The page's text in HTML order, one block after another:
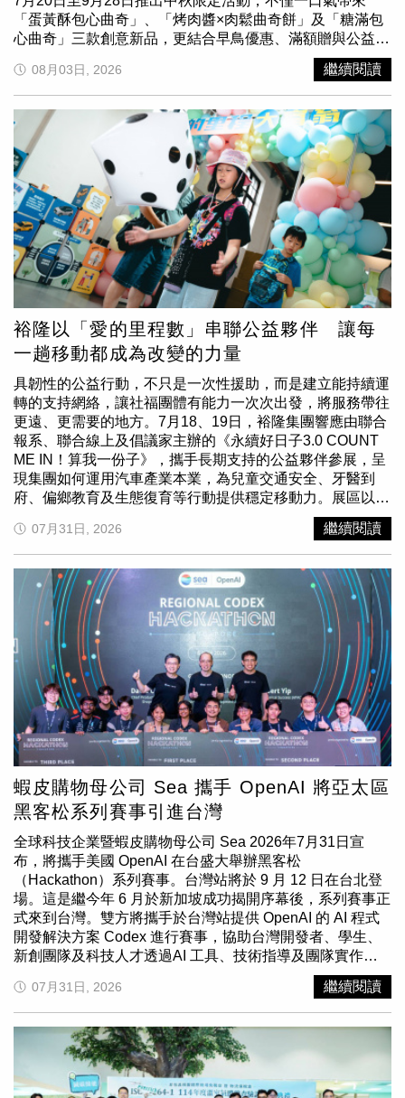
爭的核心；SpaceX執行長伊隆．馬斯克則持續看好太空運
算發展，認為未來太空算力規模有機會超越地面。這股席捲
全球的算力浪潮，也已率先反映在指數表現上。009827追
蹤的「NYSE TIP未來全球算力及太空基礎建設指數」，自
2020年底至2026年5月底累積含息報酬率高達244.9%，大
幅超越同期Nasdaq指數的145.4%與MSCI全球指數的
95.4%；年化報酬率達25.7%，展現亮眼的成長動能報酬。
隨著全球科技巨頭持續擴大AI基礎建設投資，算力正從科技
產業的幕後支柱，躍升為下一波市場成長的核心引擎。※免
責聲明：文中所提之個股、基金內容僅供參考，並非投資建
議，投資人應獨立判斷，審慎評估風險，自負盈虧。
「蛋黃酥包心曲奇」、「烤肉醬×肉鬆曲奇餅」及「糖滿包
心曲奇」三款創意新品，更結合早鳥優惠、滿額贈與公益行
動，官網及門市中秋全系列禮盒皆提撥3%捐贈給罕見疾病
基金會。從創新風味、團聚分享，到公益心意一次滿足，三
大亮點，讓今年中秋更有味道，也更有心意。今年鴻鼎菓子
以「月神獻禮」打造全新中秋主題，主視覺以星夜紫、皎潔
圓月、月兔與月神形象，營造充滿想像的夢幻神話氛圍；禮
盒則運用紫色與金橘色調，結合花卉、月相及節慶圖騰，呈
現華麗又溫暖的中秋質感。(圖／鴻鼎菓子提供)包裝同步採
用可回收材質，將「有愛，月更圓」的理念，從人與人之間
的團圓祝福延伸至環境關懷。活動期間，凡於鴻鼎菓子官方
網站及門市購買全系列中秋禮盒，品牌將提撥銷售收益的
3％捐贈予罕見疾病基金會，讓每一份中秋心意，不只傳遞
美味，也能為罕病家庭帶來實質支持。鴻鼎菓子負責人張育
睿表示：「一份禮盒承載的不只是美味，更代表送禮者想傳
遞的關心。我們希望透過公益與環保包裝，讓中秋的愛不只
停留在家人與親友之間，也能延伸到更多需要被關懷的
人。」鴻鼎菓子今年持續挑戰曲奇新風味，一次推出三款中
秋新品，將台灣人熟悉的蛋黃酥、烤肉與團圓意象，重新轉
化為充滿驚喜的節慶甜點。 話題新品「蛋黃酥包心曲奇」
以「擁有蛋黃酥靈魂的曲奇」為概念，將經典蛋黃酥重新拆
解與創意翻轉。上層為經典原味曲奇，下層融入香醇紅豆風
味，中間包入濃郁鹹蛋黃內餡，層層堆疊奶香、豆香與蛋黃
香。品牌透過配方與甜鹹比例調整，保留蛋黃酥鹹中帶甜、
酥香濃郁的經典特色，並以輕巧曲奇取代傳統蛋黃酥形式，
讓熟悉的中秋滋味更方便取用與分享，也成為兼具創意與新
烤肉記憶裝進鐵盒。蒜香烤肉醬口味以秘製調料揉合蒜香、
蔥香與鹹甜醬香，搭配奶香酥鬆餅體；肉鬆口味則呈現溫潤
細緻的鹹香，雙口味交替品嚐更有變化，也不易膩口。記憶
中的烤肉香，這次不只出現在烤肉架上，也化身為方便分
享、充滿話題的中秋點心。「糖滿包心曲奇」則以可可歐蕾
包心曲奇搭配莓果馬林糖，雙層曲奇包入72％苦甜巧克力，
交織濃郁可可與細緻奶香；莓果馬林糖則以草莓粉、甜菜根
粉呈現自然色澤，入口輕盈酥化。濃醇與清甜在一盒中交
會，環繞成圓的排列方式，也象徵月圓與團聚。(圖／鴻鼎
菓子提供)鴻鼎菓子總經理陳憶虹表示：「蛋黃酥、烤肉與
團圓，都是台灣人共同的中秋記憶。今年我們希望透過曲奇
重新詮釋這些熟悉味道，讓消費者入口時感到親切，打開禮
盒時又能發現不一樣的驚喜。」為回饋消費者支持，鴻鼎菓
子自7月20日至9月9日推出中秋早鳥優惠，多款指定禮盒享
原價79折起，無論透過官方網站訂購，或親臨門市選購，都
能用更優惠的價格送出兼具創意與質感的中秋好禮。活動期
間消費達指定門檻，還可獲得中秋烤肉實用好禮，贈品包括
手持電風扇、電烤盤及果汁機，從戶外降溫、烤肉料理到食
材研磨一次備齊，為中秋團聚增添更多便利與樂趣。各項滿
額贈門檻及活動辦法依品牌官網公告為準，贈品數量有限，
送完為止。企業採購也已全面上線，大宗訂購享最低原價73
折起優惠，適合企業贈禮、客戶送禮及福委採買。預購禮盒
不僅能享優惠，也能同步參與公益，讓企業送禮兼顧質感、
心意與社會關懷。今年中秋，不只是分享美味，也能與鴻鼎
菓子一起把愛傳遞出去。從三款創意曲奇、「月神獻禮」限
盒不只承載職人的用心與台灣味，也代表一份對親友、環境
與社會的關懷，讓今年中秋因為有愛，更加圓滿。鴻鼎菓
子，每一口都有被在乎的味道詳情請上鴻鼎菓子官方網站
08月03日, 2026 繼續閱讀
裕隆以「愛的里程數」串聯公益夥伴 讓每
一趟移動都成為改變的力量
具韌性的公益行動，不只是一次性援助，而是建立能持續運
轉的支持網絡，讓社福團體有能力一次次出發，將服務帶往
更遠、更需要的地方。7月18、19日，裕隆集團響應由聯合
報系、聯合線上及倡議家主辦的《永續好日子3.0 COUNT
ME IN！算我一份子》，攜手長期支持的公益夥伴參展，呈
現集團如何運用汽車產業本業，為兒童交通安全、牙醫到
府、偏鄉教育及生態復育等行動提供穩定移動力。展區以實
體版「愛的里程大富翁」設計互動關卡，民眾透過擲骰子、
推動模型車等遊戲，認識高齡接送、偏鄉課輔、就醫協助等
移動需求，並在最後一站「里程銀行」投票選出關注的環境
及社會議題，作為裕隆未來推動公益行動的參考。這套遊戲
也是「愛的里程數」公益平台的縮影。裕隆發現，傳統捐車
雖能協助社福組織，後續養車與維修成本卻可能成為負擔，
因此首創「里程銀行」共享概念，將租車、共享車及多元計
程車等既有商業服務轉化為公益資源。社福團體可依任務需
求，選擇貨車或電動車等適合車款，降低交通與營運成本。
平時載著多種永續課程的「硬派卡」來到現場，是裕隆集團
攤位最醒目的招牌。（圖片提供／裕隆集團）活動現場，由
中華汽車J SPACE改裝的永續行動車「硬派卡」，化身
「逆風樓咖啡館」快閃店。逆風劇團與逆風協會長期陪伴逆
境兒少，並運用「愛的里程數」免費租車服務，前往新竹、
屏東等偏鄉地區推動戲劇課程及生命教育。另一公益夥伴
「Beyond Playmaking超越遊戲」，以95公分兒童視角重新
檢視號誌秒數、人行道與庇護島等都市交通設計，並曾與裕
隆合作舉辦兒童交通工作坊。「牙驛通」則推動牙醫到府服
務，安排醫療團隊攜帶設備前往身障者及失能長者家中，裕
隆提供交通支持，減輕長途移動與器材運送負擔。主角澎澎
跟皮皮穿上工作服，傳授水土保持的基本常識。（圖片提供
／裕隆集團）活動第二天，裕隆與萬花筒劇團共同創作的環
境教育兒童劇《Why？壞！一起守護山林》登台演出，透過
冒險故事向親子傳達氣候變遷、水土保持及生態保育觀念。
劇情靈感來自裕隆與山林復育協會合作建置的「裕苗山丘」
苗圃，培育台灣珍貴原生樹種，未來再種回山林及校園綠
地。從2016年「幸福輪轉手」到「愛的里程數」，裕隆持
續整合旗下車輛及共享運具資源，轉化為隨需使用的公益車
隊。目前已與44家社福夥伴合作，讓企業本業、社福專業與
大眾參與彼此串聯，使每一次服務出勤，都能精準抵達最需
要的角落。
07月31日, 2026 繼續閱讀
蝦皮購物母公司 Sea 攜手 OpenAI 將亞太區
黑客松系列賽事引進台灣
全球科技企業暨蝦皮購物母公司 Sea 2026年7月31日宣
布，將攜手美國 OpenAI 在台盛大舉辦黑客松
（Hackathon）系列賽事。台灣站將於 9 月 12 日在台北登
場。這是繼今年 6 月於新加坡成功揭開序幕後，系列賽事正
式來到台灣。雙方將攜手於台灣站提供 OpenAI 的 AI 程式
開發解決方案 Codex 進行賽事，協助台灣開發者、學生、
新創團隊及科技人才透過AI 工具、技術指導及團隊實作，
培育兼具國際視野與實作能力的 AI 人才。參與者將獲得
Codex 使用資源、技術導師指導及實作協作機會，開發能
解決真實世界挑戰的 AI 應用，同時強化台灣持續成長的 AI
生態系。「黑客松亞太區系列賽」台灣站即日起至8月26日
開放報名，開發者可至活動官網掌握參賽資格、賽程與評審
陣容等完整資訊。(圖片提供／蝦皮購物)本次黑客松展現
Sea 與 OpenAI 共同推動 AI 技術普及，並支持亞太地區新
07月31日, 2026 繼續閱讀